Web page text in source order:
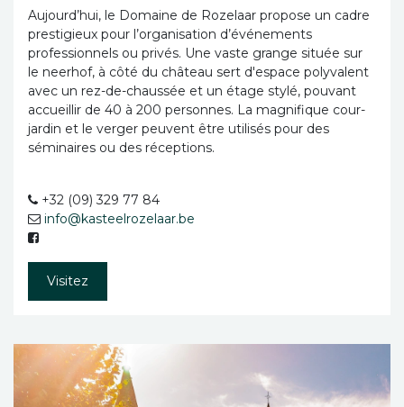
Aujourd’hui, le Domaine de Rozelaar propose un cadre
prestigieux pour l’organisation d’événements
professionnels ou privés. Une vaste grange située sur
le neerhof, à côté du château sert d'espace polyvalent
avec un rez-de-chaussée et un étage stylé, pouvant
accueillir de 40 à 200 personnes. La magnifique cour-
jardin et le verger peuvent être utilisés pour des
séminaires ou des réceptions.
+32 (09) 329 77 84
info@kasteelrozelaar.be
Visitez